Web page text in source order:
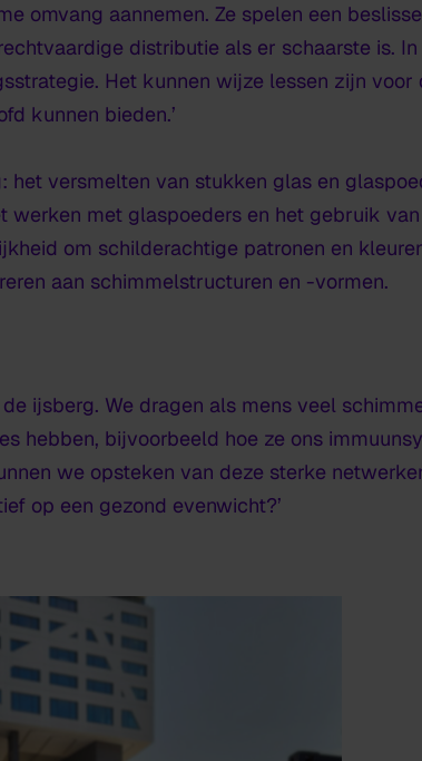
omvang aannemen. Ze spelen een
distributie als er schaarste is.
Het kunnen wijze lessen zijn voor
kunnen bieden.’
het versmelten van stukken glas en
met glaspoeders en het gebruik
om schilderachtige patronen en
aan schimmelstructuren en -vormen.
ijsberg. We dragen als mens veel
hebben, bijvoorbeeld hoe ze ons
we opsteken van deze sterke
op een gezond evenwicht?’